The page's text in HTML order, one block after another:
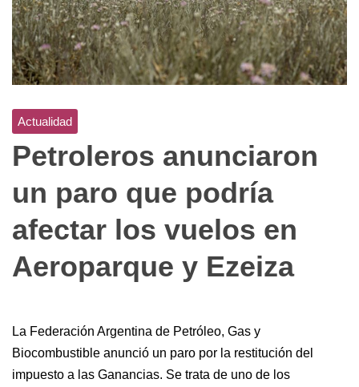
Actualidad
Petroleros anunciaron
un paro que podría
afectar los vuelos en
Aeroparque y Ezeiza
La Federación Argentina de Petróleo, Gas y
Biocombustible anunció un paro por la restitución del
impuesto a las Ganancias. Se trata de uno de los